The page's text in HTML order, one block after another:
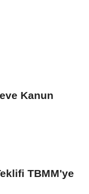
Kanun
TBMM'ye